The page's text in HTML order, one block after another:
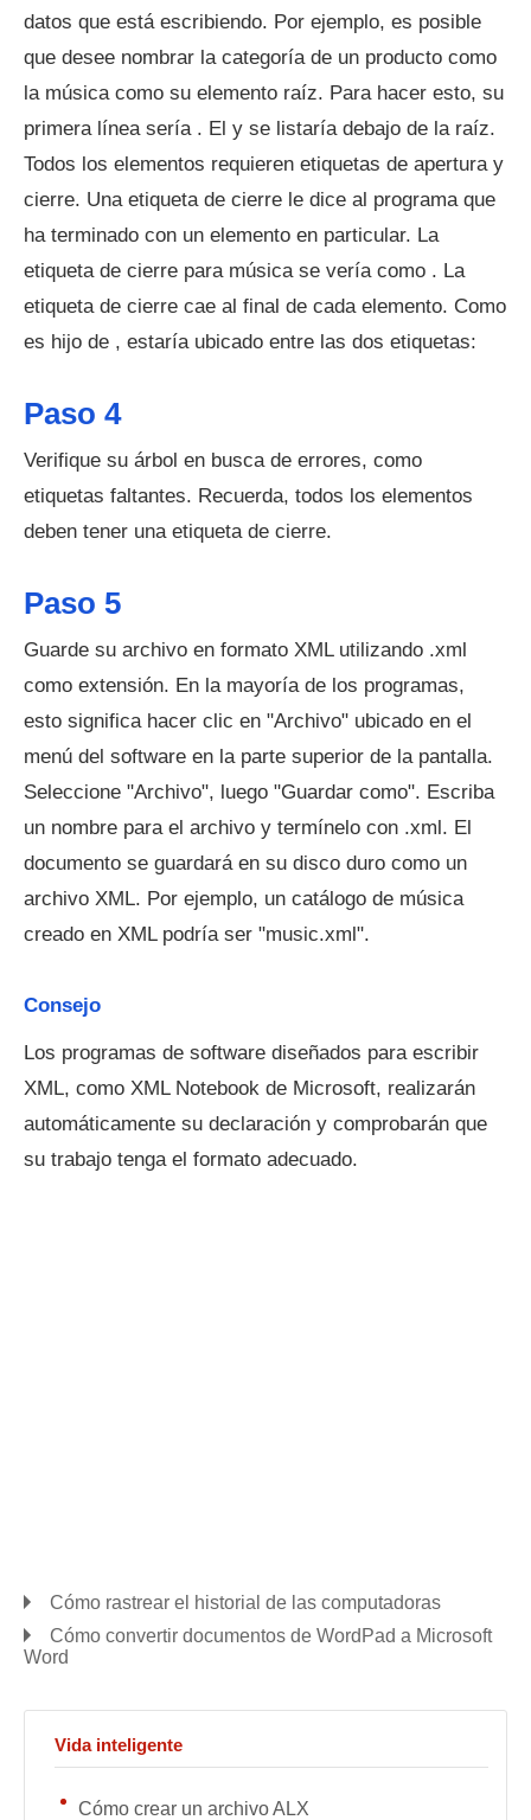
datos que está escribiendo. Por ejemplo, es posible
que desee nombrar la categoría de un producto como
la música como su elemento raíz. Para hacer esto, su
primera línea sería . El y se listaría debajo de la raíz.
Todos los elementos requieren etiquetas de apertura y
cierre. Una etiqueta de cierre le dice al programa que
ha terminado con un elemento en particular. La
etiqueta de cierre para música se vería como . La
etiqueta de cierre cae al final de cada elemento. Como
es hijo de , estaría ubicado entre las dos etiquetas:
Paso 4
Verifique su árbol en busca de errores, como
etiquetas faltantes. Recuerda, todos los elementos
deben tener una etiqueta de cierre.
Paso 5
Guarde su archivo en formato XML utilizando .xml
como extensión. En la mayoría de los programas,
esto significa hacer clic en "Archivo" ubicado en el
menú del software en la parte superior de la pantalla.
Seleccione "Archivo", luego "Guardar como". Escriba
un nombre para el archivo y termínelo con .xml. El
documento se guardará en su disco duro como un
archivo XML. Por ejemplo, un catálogo de música
creado en XML podría ser "music.xml".
Consejo
Los programas de software diseñados para escribir
XML, como XML Notebook de Microsoft, realizarán
automáticamente su declaración y comprobarán que
su trabajo tenga el formato adecuado.
Cómo rastrear el historial de las computadoras
Cómo convertir documentos de WordPad a Microsoft
Word
Vida inteligente
Cómo crear un archivo ALX